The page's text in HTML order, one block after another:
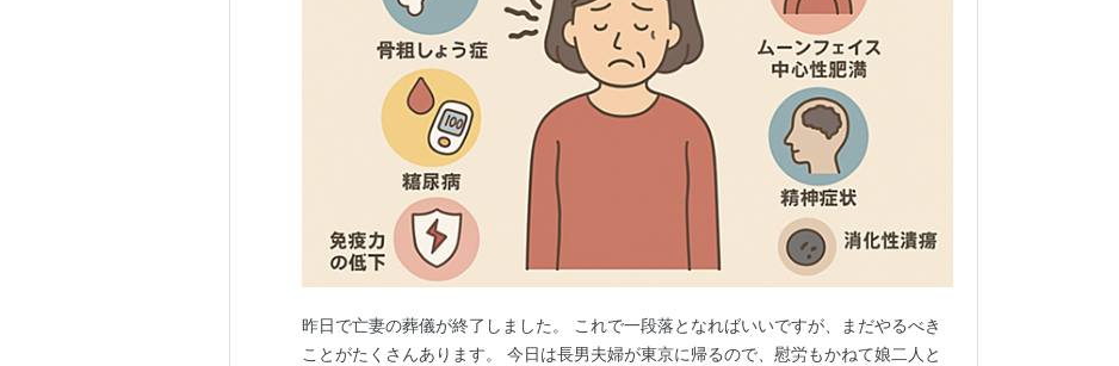
昨日で亡妻の葬儀が終了しました。 これで一段落となればいいですが、まだやるべき
ことがたくさんあります。 今日は長男夫婦が東京に帰るので、慰労もかねて娘二人と